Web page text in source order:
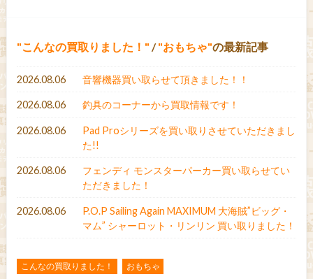
こんなの買取りました！ / おもちゃ の最新記事
2026.08.06 音響機器買い取らせて頂きました！！
2026.08.06 釣具のコーナーから買取情報です！
2026.08.06
Pad Proシリーズを買い取りさせていただきまし
た!!
2026.08.06
フェンディ モンスターパーカー買い取らせてい
ただきました！
2026.08.06
P.O.P Sailing Again MAXIMUM 大海賊”ビッグ・
マム” シャーロット・リンリン 買い取りました！
こんなの買取りました！ おもちゃ